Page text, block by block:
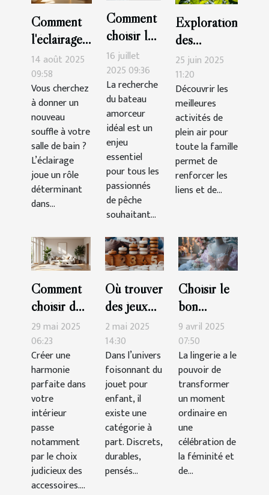
Comment
l'éclairage
peut
transformer
votre salle
de bain ?
14 août 2025
09:58
Vous cherchez
à donner un
nouveau
souffle à votre
salle de bain ?
L’éclairage
joue un rôle
déterminant
dans...
Comment
choisir le
meilleur
bateau
amorceur
pour vos
sessions
de pêche
?
16 juillet
2025 09:36
La recherche
du bateau
amorceur
idéal est un
enjeu
essentiel
pour tous les
passionnés
de pêche
souhaitant...
Exploration
des
meilleures
activités de
plein air
pour toute
la famille
25 juin 2025
11:20
Découvrir les
meilleures
activités de
plein air pour
toute la famille
permet de
renforcer les
liens et de...
Comment
choisir des
accessoires
pour
maximiser
l'harmonie
de votre
intérieur
29 mai 2025
06:23
Créer une
harmonie
parfaite dans
votre
intérieur
passe
notamment
par le choix
judicieux des
accessoires....
Où trouver
des jeux
Montessori
de qualité
?
2 mai 2025
14:30
Dans l’univers
foisonnant du
jouet pour
enfant, il
existe une
catégorie à
part. Discrets,
durables,
pensés...
Choisir le
bon
ensemble
de lingerie
pour des
occasions
spéciales
9 avril 2025
07:50
La lingerie a le
pouvoir de
transformer
un moment
ordinaire en
une
célébration de
la féminité et
de...